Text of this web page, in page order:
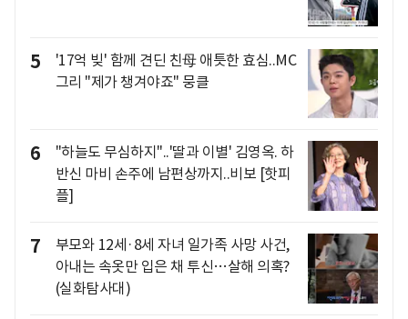
5
'17억 빚' 함께 견딘 친母 애틋한 효심..MC
그리 "제가 챙겨야죠" 뭉클
6
"하늘도 무심하지"..'딸과 이별' 김영옥. 하
반신 마비 손주에 남편상까지..비보 [핫피
플]
7
부모와 12세·8세 자녀 일가족 사망 사건,
아내는 속옷만 입은 채 투신…살해 의혹?
(실화탐사대)